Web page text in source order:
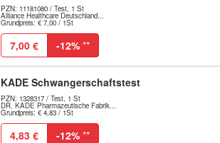
PZN: 11181080 / Test, 1 St
Alliance Healthcare Deutschland...
Grundpreis: € 7,00 / 1St
7,00 € -12% **
KADE Schwangerschaftstest
PZN: 1328317 / Test, 1 St
DR. KADE Pharmazeutische Fabrik...
Grundpreis: € 4,83 / 1St
4,83 € -12% **